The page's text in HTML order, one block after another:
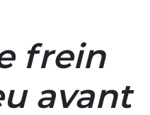
frein
avant